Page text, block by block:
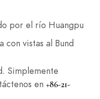
por el río Huangpu
con vistas al Bund
Simplemente
en +86-21-